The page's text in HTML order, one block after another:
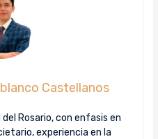
Castellanos
Rosario, con enfasis en
experiencia en la